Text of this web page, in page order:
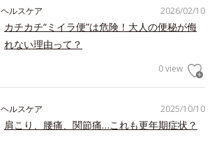
2026/02/10
ヘルスケア
カチカチ“ミイラ便”は危険！大人の便秘が侮
れない理由って？
0 view
2025/10/10
ヘルスケア
肩こり、腰痛、関節痛…これも更年期症状？